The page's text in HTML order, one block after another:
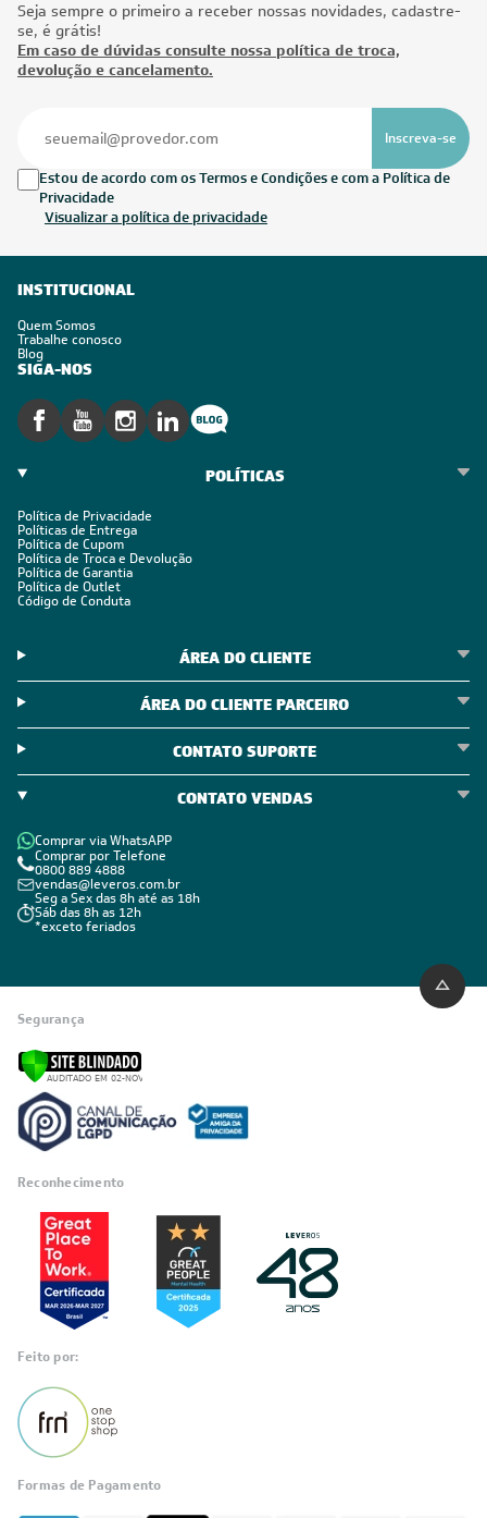
Seja sempre o primeiro a receber nossas novidades, cadastre-
se, é grátis!
Em caso de dúvidas consulte nossa política de troca,
devolução e cancelamento.
Inscreva-se
Estou de acordo com os Termos e Condições e com a Política de
Privacidade
Visualizar a política de privacidade
INSTITUCIONAL
Quem Somos
Trabalhe conosco
Blog
SIGA-NOS
POLÍTICAS
Política de Privacidade
Políticas de Entrega
Política de Cupom
Política de Troca e Devolução
Política de Garantia
Política de Outlet
Código de Conduta
ÁREA DO CLIENTE
ÁREA DO CLIENTE PARCEIRO
CONTATO SUPORTE
CONTATO VENDAS
Comprar via WhatsAPP
Comprar por Telefone
0800 889 4888
vendas@leveros.com.br
Seg a Sex das 8h até as 18h
Sáb das 8h as 12h
*exceto feriados
Segurança
Reconhecimento
Feito por:
Formas de Pagamento